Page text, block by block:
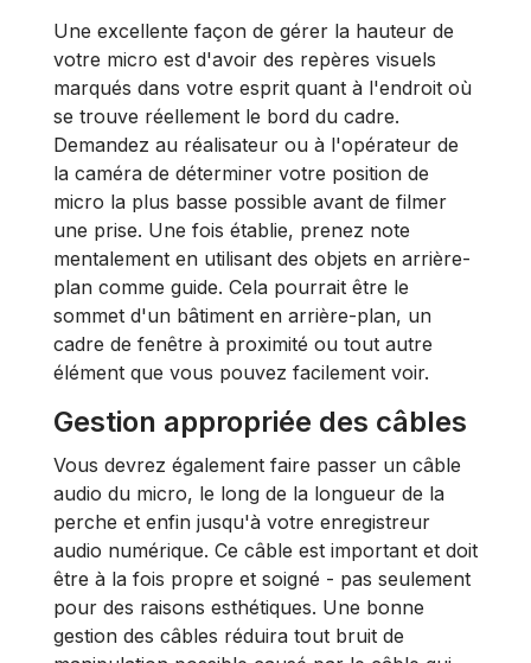
Une excellente façon de gérer la hauteur de
votre micro est d'avoir des repères visuels
marqués dans votre esprit quant à l'endroit où
se trouve réellement le bord du cadre.
Demandez au réalisateur ou à l'opérateur de
la caméra de déterminer votre position de
micro la plus basse possible avant de filmer
une prise. Une fois établie, prenez note
mentalement en utilisant des objets en arrière-
plan comme guide. Cela pourrait être le
sommet d'un bâtiment en arrière-plan, un
cadre de fenêtre à proximité ou tout autre
élément que vous pouvez facilement voir.
Gestion appropriée des câbles
Vous devrez également faire passer un câble
audio du micro, le long de la longueur de la
perche et enfin jusqu'à votre enregistreur
audio numérique. Ce câble est important et doit
être à la fois propre et soigné - pas seulement
pour des raisons esthétiques. Une bonne
gestion des câbles réduira tout bruit de